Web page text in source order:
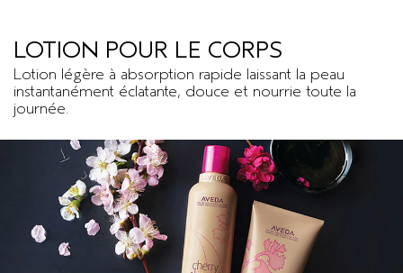
LOTION POUR LE CORPS
Lotion légère à absorption rapide laissant la peau
instantanément éclatante, douce et nourrie toute la
journée.